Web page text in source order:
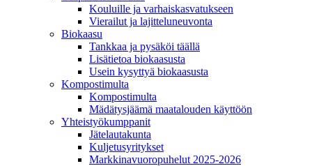
Kouluille ja varhaiskasvatukseen
Vierailut ja lajitteluneuvonta
Biokaasu
Tankkaa ja pysäköi täällä
Lisätietoa biokaasusta
Usein kysyttyä biokaasusta
Kompostimulta
Kompostimulta
Mädätysjäämä maatalouden käyttöön
Yhteistyökumppanit
Jätelautakunta
Kuljetusyritykset
Markkinavuoropuhelut 2025-2026